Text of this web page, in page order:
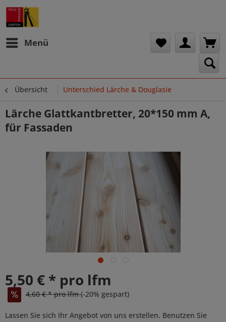
Menü
Übersicht Unterschied Lärche & Douglasie
Lärche Glattkantbretter, 20*150 mm A,
für Fassaden
5,50 € * pro lfm
4,60 € * pro lfm(-20% gespart)
Lassen Sie sich Ihr Angebot von uns erstellen. Benutzen Sie